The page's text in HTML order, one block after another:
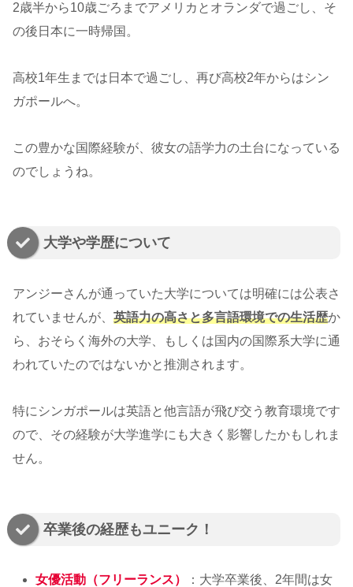
2歳半から10歳ごろまでアメリカとオランダで過ごし、そ
の後日本に一時帰国。
高校1年生までは日本で過ごし、再び高校2年からはシン
ガポールへ。
この豊かな国際経験が、彼女の語学力の土台になっている
のでしょうね。
大学や学歴について
アンジーさんが通っていた大学については明確には公表さ
れていませんが、 英語力の高さと多言語環境での生活歴か
ら、おそらく海外の大学、もしくは国内の国際系大学に通
われていたのではないかと推測されます。
特にシンガポールは英語と他言語が飛び交う教育環境です
ので、その経験が大学進学にも大きく影響したかもしれま
せん。
卒業後の経歴もユニーク！
女優活動（フリーランス）
：大学卒業後、2年間は女